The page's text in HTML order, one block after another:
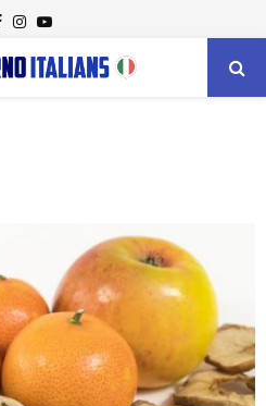
FACEBOOK
INSTAGRAM
YOUTUBE